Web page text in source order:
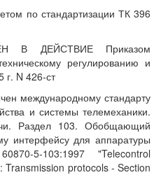
по стандартизации ТК 396
В ДЕЙСТВИЕ Приказом
регулированию и
г. N 426-ст
международному стандарту
и системы телемеханики.
Раздел 103. Обобщающий
интерфейсу для аппаратуры
5-103:1997 "Telecontrol
protocols - Section